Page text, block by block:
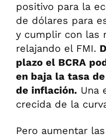
positivo para la
de dólares para
y cumplir con las
relajando el FMI.
plazo el BCRA
en baja la tasa
de inflación. Una
crecida de la
Pero aumentar